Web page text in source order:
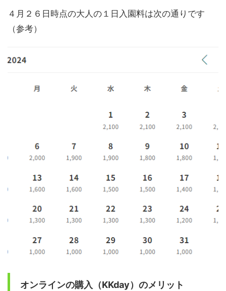
４月２６日時点の大人の１日入園料は次の通りです
（参考）
オンラインの購入（KKday）のメリット